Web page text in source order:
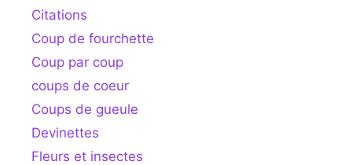
Citations
Coup de fourchette
Coup par coup
coups de coeur
Coups de gueule
Devinettes
Fleurs et insectes